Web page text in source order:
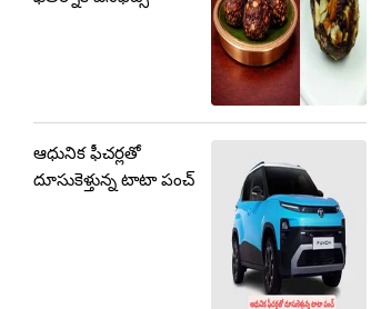
ఆధునిక ఫీచర్లతో
దూసుకెళ్తున్న టాటా పంచ్